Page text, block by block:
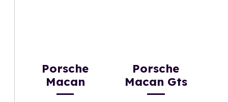
Porsche
Macan
Porsche
Macan Gts